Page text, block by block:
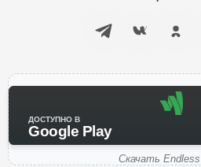
ДОСТУПНО В
Google Play
Скачать